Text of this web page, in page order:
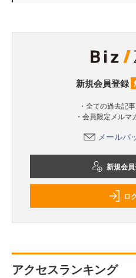
新規会員登録
・全ての過去記
・会員限定メル
メールバ
新規会
ロ
アクセスランキング